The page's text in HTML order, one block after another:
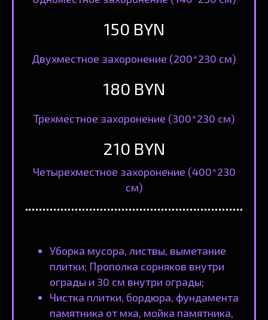
150 BYN
Двухместное захоронение (200*230 см)
180 BYN
Трехместное захоронение (300*230 см)
210 BYN
Четырехместное захоронение (400*230
см)
Уборка мусора, листвы, выметание
плитки; Прополка сорняков внутри
ограды и 30 см внутри ограды;
Чистка плитки, бордюра, фундамента
памятника от мха, мойка памятника,